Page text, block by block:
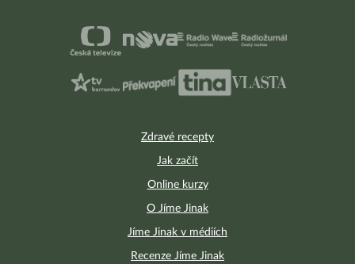
Zdravé recepty
Jak začít
Online kurzy
O Jíme Jinak
Jíme Jinak v médiích
Recenze Jíme Jinak